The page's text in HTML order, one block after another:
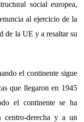
social europea,
al ejercicio de la
de la UE y a resaltar su
el continente sigue
que llegaron en 1945
el continente se ha
centro-derecha y a un